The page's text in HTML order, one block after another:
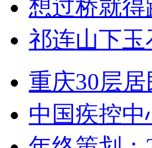
想过桥就得
祁连山下
重庆30层
中国疾控